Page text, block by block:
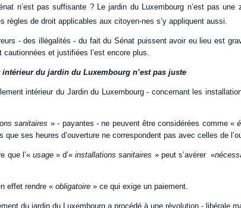
n’est pas suffisante ? Le jardin du Luxembourg n’est pas une
règles de droit applicables aux citoyen-nes s’y appliquent aussi.
- des illégalités - du fait du Sénat puissent avoir eu lieu est
et justifiées l’est encore plus.
intérieur du jardin du Luxembourg n’est pas juste
intérieur du Jardin du Luxembourg - concernant les
sanitaires » - payantes - ne peuvent être considérées comme «
que ses heures d’ouverture ne correspondent pas avec celles de
que l’« usage » d’«installations sanitaires » peut s’avérer «
effet rendre « obligatoire » ce qui exige un paiement.
du jardin du Luxembourg a procédé à une révolution - libérale